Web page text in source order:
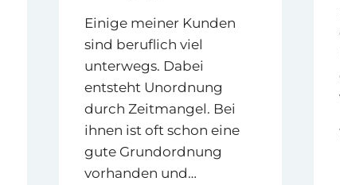
Einige meiner Kunden
sind beruflich viel
unterwegs. Dabei
entsteht Unordnung
durch Zeitmangel. Bei
ihnen ist oft schon eine
gute Grundordnung
vorhanden und…